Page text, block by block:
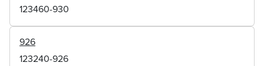
123460-930
926
123240-926